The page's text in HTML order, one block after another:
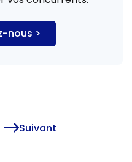
nous >
Suivant